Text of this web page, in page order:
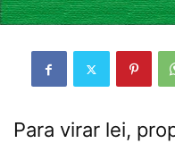
Para virar lei,